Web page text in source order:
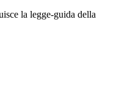
la legge-guida della